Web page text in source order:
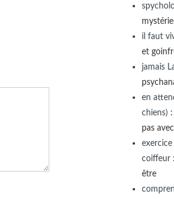
il faut
et
jamais
en
chiens)
pas
coiffeur
être